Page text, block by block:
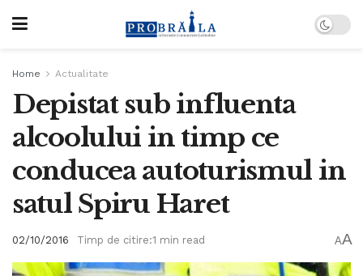
Home Actualitate
Depistat sub influenta
alcoolului in timp ce
conducea autoturismul in
satul Spiru Haret
02/10/2016 Timp de citire:1 min read AA